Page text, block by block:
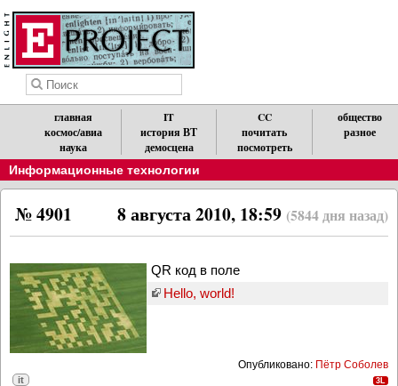
главная
космос/авиа
наука
IT
история ВТ
демосцена
CC
почитать
посмотреть
общество
разное
Информационные технологии
8 августа 2010, 18:59 (5844 дня назад)
№ 4901
QR код в поле
Hello, world!
Опубликовано: Пётр Соболев
it 3L